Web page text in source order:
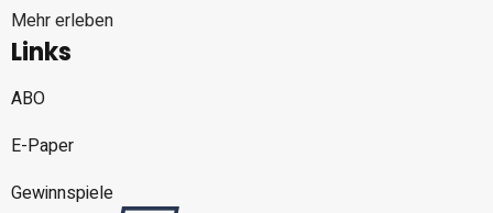
Mehr erleben
Links
ABO
E-Paper
Gewinnspiele